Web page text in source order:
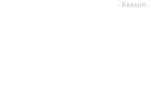
- Reklam -